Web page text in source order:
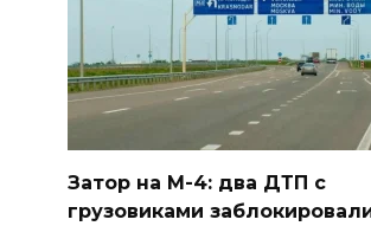
Затор на М-4: два ДТП с
грузовиками